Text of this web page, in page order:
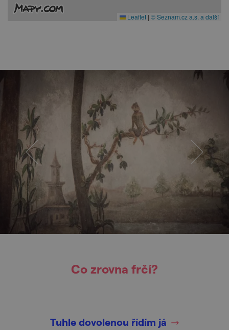
Leaflet | © Seznam.cz a.s. a další
Co zrovna frčí?
Tuhle dovolenou řídím já